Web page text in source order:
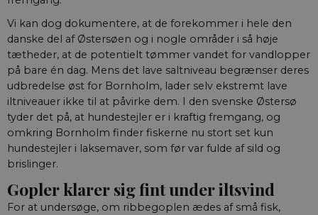
Vi kan dog dokumentere, at de forekommer i hele den
danske del af Østersøen og i nogle områder i så høje
tætheder, at de potentielt tømmer vandet for vandlopper
på bare én dag. Mens det lave saltniveau begrænser deres
udbredelse øst for Bornholm, lader selv ekstremt lave
iltniveauer ikke til at påvirke dem. I den svenske Østersø
tyder det på, at hundestejler er i kraftig fremgang, og
omkring Bornholm finder fiskerne nu stort set kun
hundestejler i laksemaver, som før var fulde af sild og
brislinger.
Gopler klarer sig fint under iltsvind
For at undersøge, om ribbegoplen ædes af små fisk,